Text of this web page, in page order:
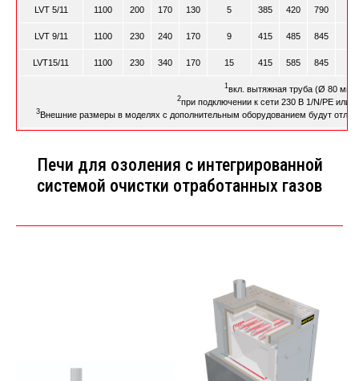
LVT 5/11 1100 200 170 130 5 385 420 790
LVT 9/11 1100 230 240 170 9 415 485 845
LVT15/11 1100 230 340 170 15 415 585 845
1вкл. вытяжная труба (Ø 80 мм).
2при подключении к сети 230 В 1/N/PE или
3Внешние размеры в моделях с дополнительным оборудованием будут
Печи для озоления с интегрированной
системой очистки отработанных газов